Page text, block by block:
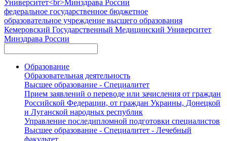
федеральное государственное бюджетное
образовательное учреждение высшего образования
Кемеровский Государственный Медицинский Университет
Минздрава России
Образование
Образовательная деятельность
Высшее образование - Специалитет
Прием заявлений о переводе или зачисления от граждан
Российской Федерации, от граждан Украины, Донецкой
и Луганской народных республик
Управление последипломной подготовки специалистов
Высшее образование - Специалитет - Лечебный
факультет